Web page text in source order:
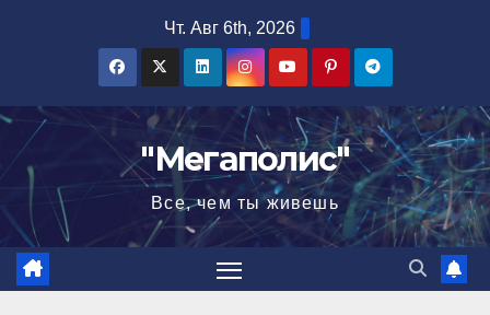
Чт. Авг 6th, 2026
"Мегаполис"
Все, чем ты живешь